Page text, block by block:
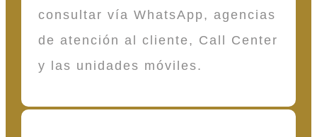
consultar vía WhatsApp, agencias
de atención al cliente, Call Center
y las unidades móviles.